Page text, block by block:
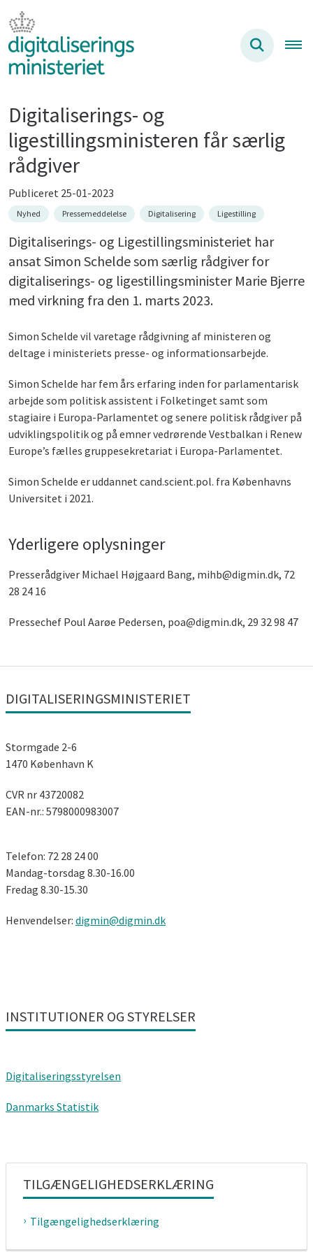
Digitaliserings- og
ligestillingsministeren får særlig
rådgiver
Publiceret 25-01-2023
Nyhed Pressemeddelelse Digitalisering Ligestilling
Digitaliserings- og Ligestillingsministeriet har
ansat Simon Schelde som særlig rådgiver for
digitaliserings- og ligestillingsminister Marie Bjerre
med virkning fra den 1. marts 2023.
Simon Schelde vil varetage rådgivning af ministeren og
deltage i ministeriets presse- og informationsarbejde.
Simon Schelde har fem års erfaring inden for parlamentarisk
arbejde som politisk assistent i Folketinget samt som
stagiaire i Europa-Parlamentet og senere politisk rådgiver på
udviklingspolitik og på emner vedrørende Vestbalkan i Renew
Europe’s fælles gruppesekretariat i Europa-Parlamentet.
Simon Schelde er uddannet cand.scient.pol. fra Københavns
Universitet i 2021.
Yderligere oplysninger
Presserådgiver Michael Højgaard Bang, mihb@digmin.dk, 72
28 24 16
Pressechef Poul Aarøe Pedersen, poa@digmin.dk, 29 32 98 47
DIGITALISERINGSMINISTERIET
Stormgade 2-6
1470 København K
CVR nr 43720082
EAN-nr.: 5798000983007
Telefon: 72 28 24 00
Mandag-torsdag 8.30-16.00
Fredag ​​8.30-15.30
Henvendelser: digmin@digmin.dk
INSTITUTIONER OG STYRELSER
Digitaliseringsstyrelsen
Danmarks Statistik
TILGÆNGELIGHEDSERKLÆRING
Tilgængelighedserklæring